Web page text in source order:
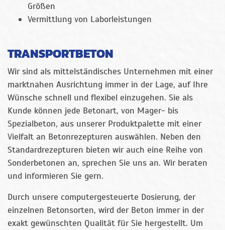
Größen
Vermittlung von Laborleistungen
TRANSPORTBETON
Wir sind als mittelständisches Unternehmen mit einer
marktnahen Ausrichtung immer in der Lage, auf Ihre
Wünsche schnell und flexibel einzugehen. Sie als
Kunde können jede Betonart, von Mager- bis
Spezialbeton, aus unserer Produktpalette mit einer
Vielfalt an Betonrezepturen auswählen. Neben den
Standardrezepturen bieten wir auch eine Reihe von
Sonderbetonen an, sprechen Sie uns an. Wir beraten
und informieren Sie gern.
Durch unsere computergesteuerte Dosierung, der
einzelnen Betonsorten, wird der Beton immer in der
exakt gewünschten Qualität für Sie hergestellt. Um